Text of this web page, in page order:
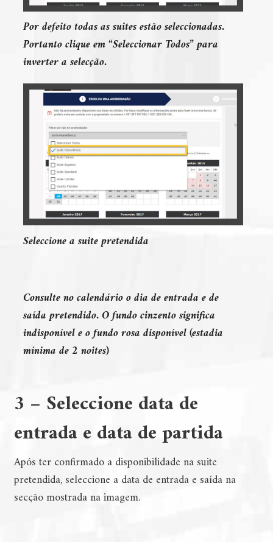
Por defeito todas as suites estão seleccionadas.
Portanto clique em “Seleccionar Todos” para
inverter a selecção.
Seleccione a suite pretendida
Consulte no calendário o dia de entrada e de
saída pretendido. O fundo cinzento significa
indisponível e o fundo rosa disponível (estadia
mínima de 2 noites)
3 – Seleccione data de
entrada e data de partida
Após ter confirmado a disponibilidade na suite
pretendida, seleccione a data de entrada e saída na
secção mostrada na imagem.